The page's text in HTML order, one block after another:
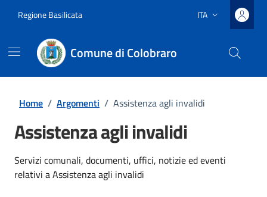
Regione Basilicata Lingua attiva:
ITA
Comune di Colobraro
Home / Argomenti / Assistenza agli invalidi
Assistenza agli invalidi
Dettagli dell'argomento
Servizi comunali, documenti, uffici, notizie ed eventi
relativi a Assistenza agli invalidi